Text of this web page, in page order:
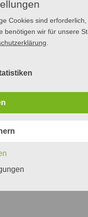
Ausdruck diesen Montag
unter dieser, diese, dieses:
Zeitpunkt
etwa die folgenden
können durchaus
Cookies sind erforderlich,
benötigen wir für unsere